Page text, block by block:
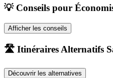
💡 Conseils pour
Afficher les conseils
🛣️ Itinéraires Alternatifs
Découvrir les alternatives